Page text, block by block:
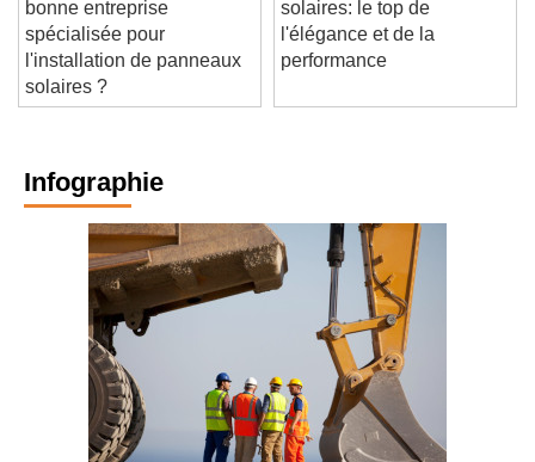
bonne entreprise
spécialisée pour
l'installation de panneaux
solaires ?
solaires: le top de
l'élégance et de la
Infographie